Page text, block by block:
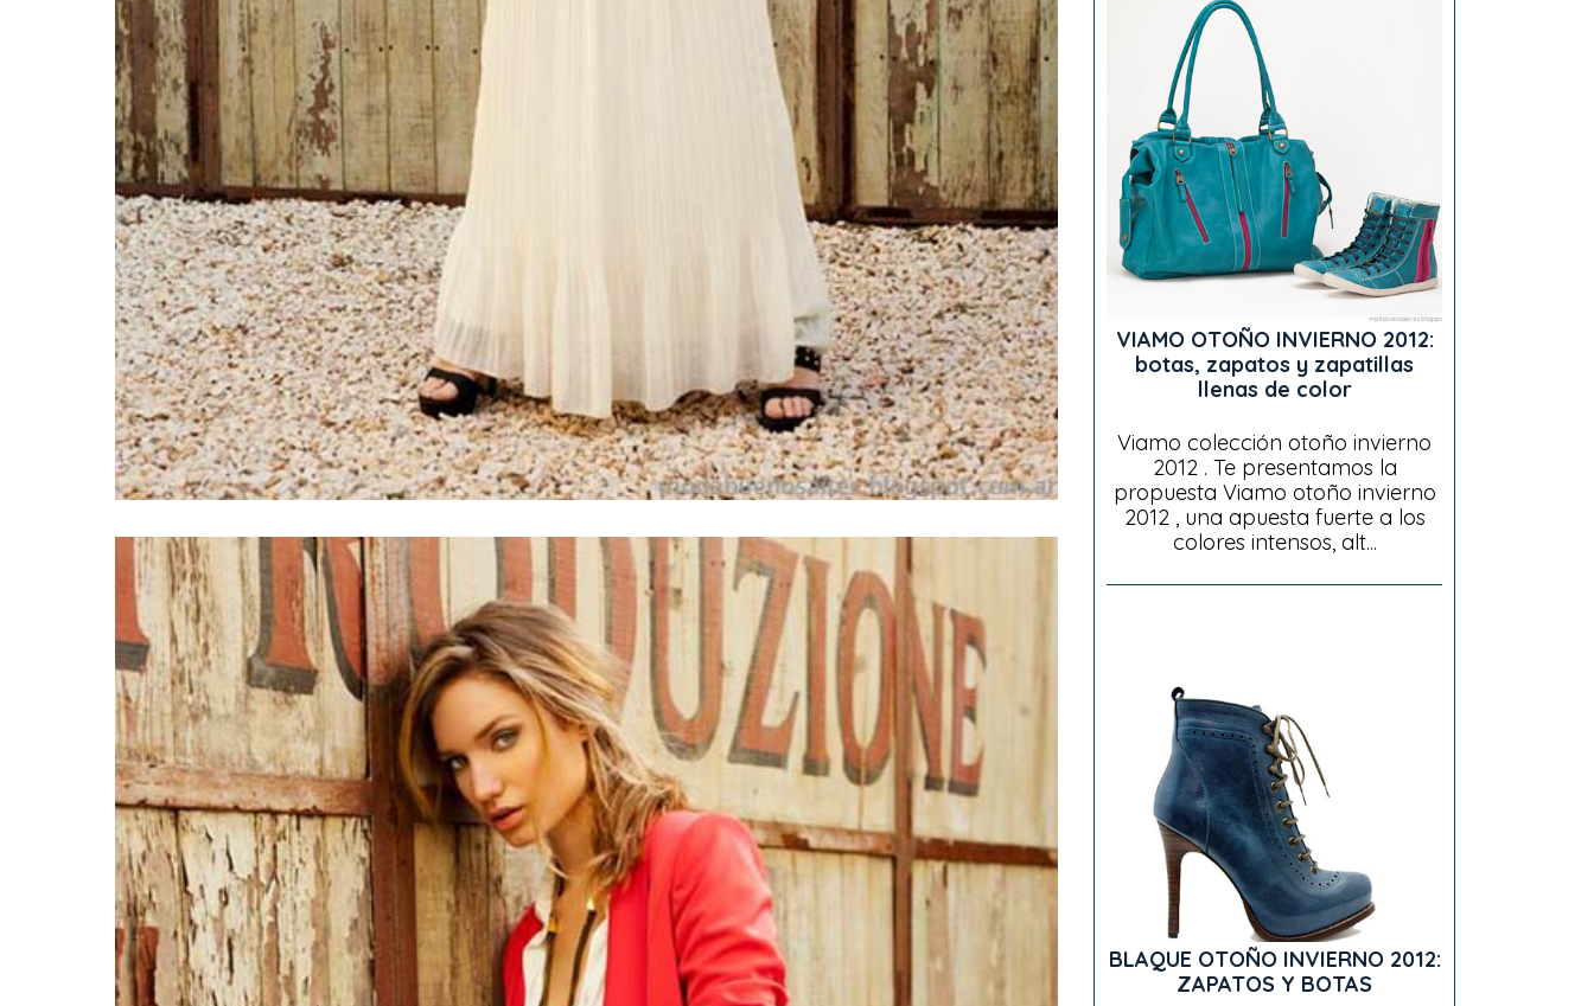
VIAMO OTOÑO INVIERNO 2012:
botas, zapatos y zapatillas
llenas de color
Viamo colección otoño invierno
2012 . Te presentamos la
propuesta Viamo otoño invierno
2012 , una apuesta fuerte a los
colores intensos, alt...
BLAQUE OTOÑO INVIERNO 2012:
ZAPATOS Y BOTAS